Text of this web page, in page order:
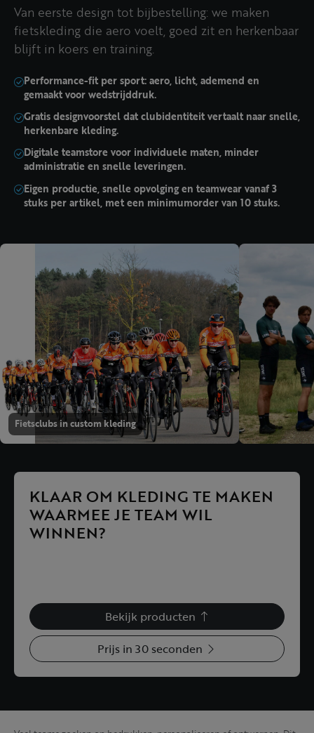
Van eerste design tot bijbestelling: we maken
fietskleding die aero voelt, goed zit en herkenbaar
blijft in koers en training.
Performance-fit per sport: aero, licht, ademend en
gemaakt voor wedstrijddruk.
Gratis designvoorstel dat clubidentiteit vertaalt naar snelle,
herkenbare kleding.
Digitale teamstore voor individuele maten, minder
administratie en snelle leveringen.
Eigen productie, snelle opvolging en teamwear vanaf 3
stuks per artikel, met een minimumorder van 10 stuks.
Fietsclubs in custom kleding
KLAAR OM KLEDING TE MAKEN
WAARMEE JE TEAM WIL
WINNEN?
Bekijk producten
Prijs in 30 seconden